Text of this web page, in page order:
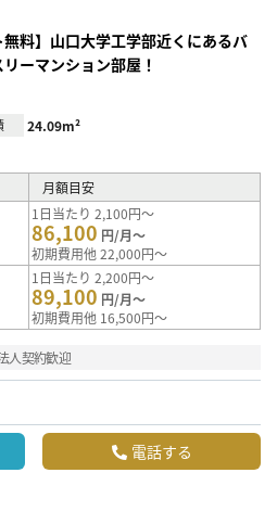
無料】山口大学工学部近くにあるバ
ーマンション部屋！
24.09m²
月額目安
1日当たり 2,100円～
86,100 円/月～
初期費用他 22,000円～
1日当たり 2,200円～
89,100 円/月～
初期費用他 16,500円～
人契約歓迎
電話する